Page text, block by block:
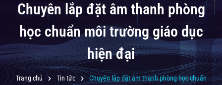
Chuyên lắp đặt âm thanh phòng
học chuẩn môi trường giáo dục
hiện đại
Trang chủ Tin tức
Chuyên lắp đặt âm thanh phòng học chuẩn